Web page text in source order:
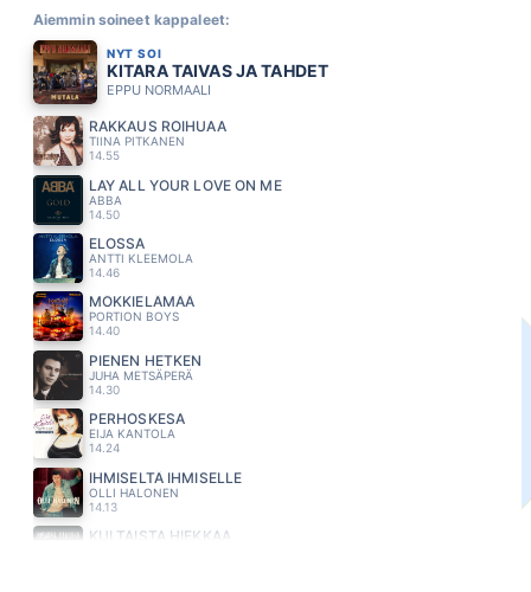
Aiemmin soineet kappaleet:
NYT SOI
KITARA TAIVAS JA TAHDET
EPPU NORMAALI
RAKKAUS ROIHUAA
TIINA PITKANEN
14.55
LAY ALL YOUR LOVE ON ME
ABBA
14.50
ELOSSA
ANTTI KLEEMOLA
14.46
MÖKKIELÄMÄÄ
PORTION BOYS
14.40
PIENEN HETKEN
JUHA METSÄPERÄ
14.30
PERHOSKESA
EIJA KANTOLA
14.24
IHMISELTÄ IHMISELLE
OLLI HALONEN
14.13
KULTAISTA HIEKKAA